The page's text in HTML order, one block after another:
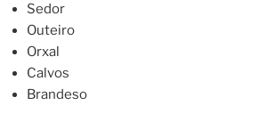
Sedor
Outeiro
Orxal
Calvos
Brandeso